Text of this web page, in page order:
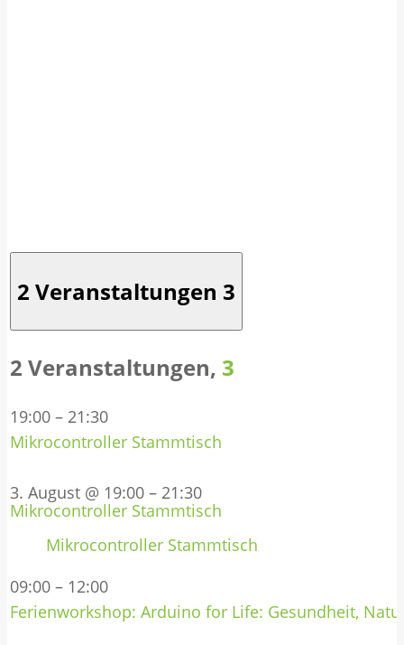
2 Veranstaltungen 3
2 Veranstaltungen, 3
19:00 – 21:30
Mikrocontroller Stammtisch
3. August @ 19:00 – 21:30
Mikrocontroller Stammtisch
Mikrocontroller Stammtisch
09:00 – 12:00
Ferienworkshop: Arduino for Life: Gesundheit,